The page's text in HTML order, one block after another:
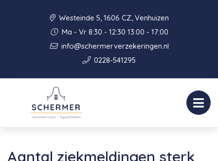
Westeinde 5, 1606 CZ, Venhuizen
Ma - Vr 8:30 - 12:30 13:00 - 17:00
info@schermerverzekeringen.nl
0228-541295
Aantal ziekmeldingen sterk